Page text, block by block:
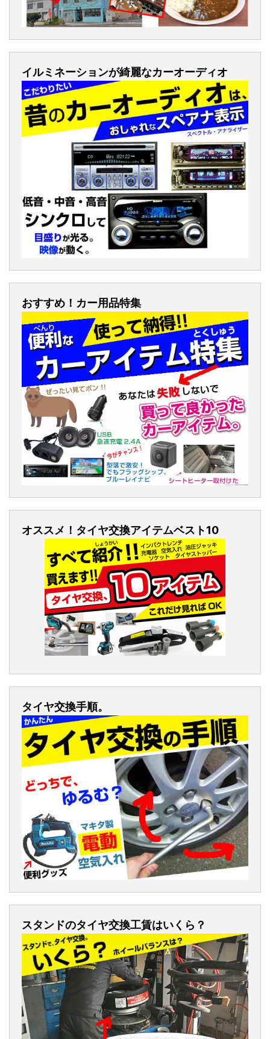
イルミネーションが綺麗なカーオーディオ
おすすめ！カー用品特集
オススメ！タイヤ交換アイテムベスト10
タイヤ交換手順。
スタンドのタイヤ交換工賃はいくら？